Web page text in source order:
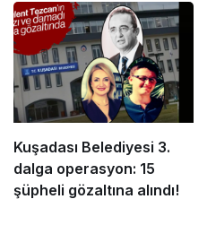
Kuşadası Belediyesi 3.
dalga operasyon: 15
şüpheli gözaltına alındı!